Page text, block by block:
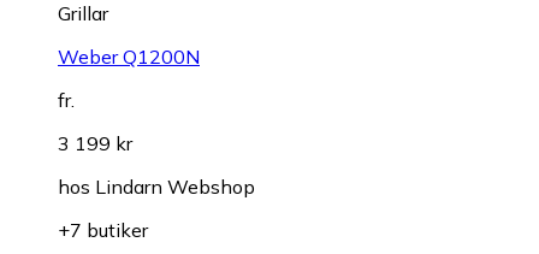
Grillar
Weber Q1200N
fr.
3 199 kr
hos Lindarn Webshop
+7 butiker